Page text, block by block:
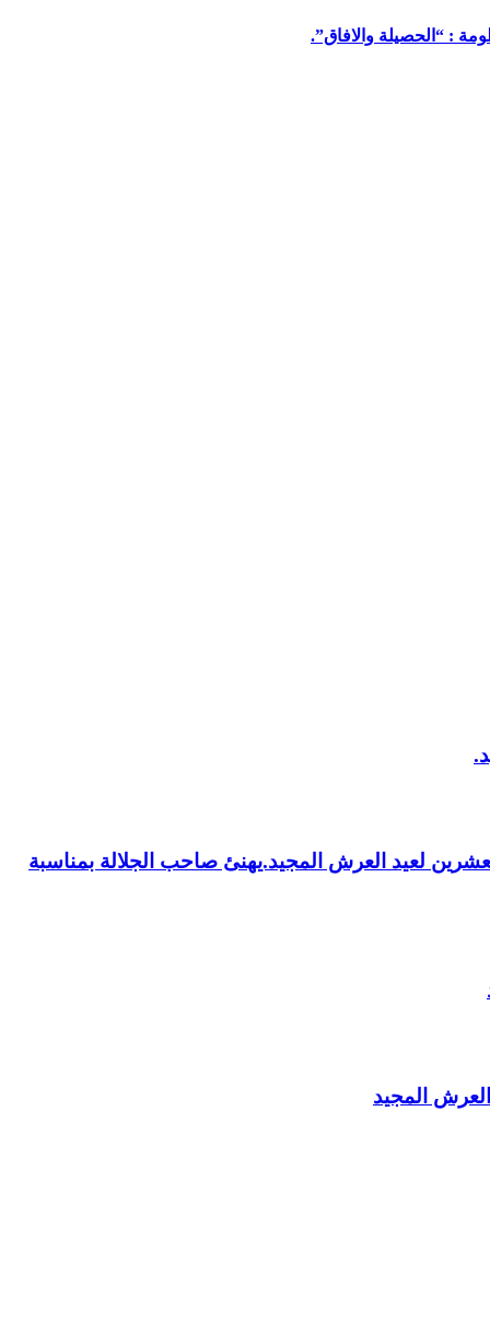
: “الحصيلة والافاق”.
لعيد العرش المجيد.يهنئ صاحب الجلالة بمناسبة